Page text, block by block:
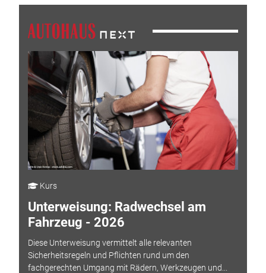
Kurs
Unterweisung: Radwechsel am
Fahrzeug - 2026
Diese Unterweisung vermittelt alle relevanten
Sicherheitsregeln und Pflichten rund um den
fachgerechten Umgang mit Rädern, Werkzeugen und...